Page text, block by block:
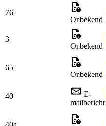
76
Onbekend
3
Onbekend
65
Onbekend
40
E-
mailbericht